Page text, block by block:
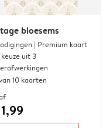
bloesems
| Premium kaart
uit 3
10 kaarten